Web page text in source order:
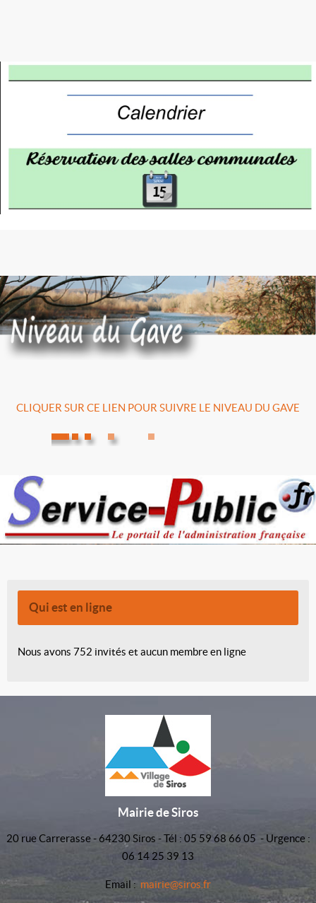
CLIQUER SUR CE LIEN POUR SUIVRE LE NIVEAU DU GAVE
Qui est en ligne
Nous avons 752 invités et aucun membre en ligne
Mairie de Siros
20 rue Carrerasse - 64230 Siros - Tél : 05 59 68 66 05 - Urgence :
06 14 25 39 13
Email : mairie@siros.fr